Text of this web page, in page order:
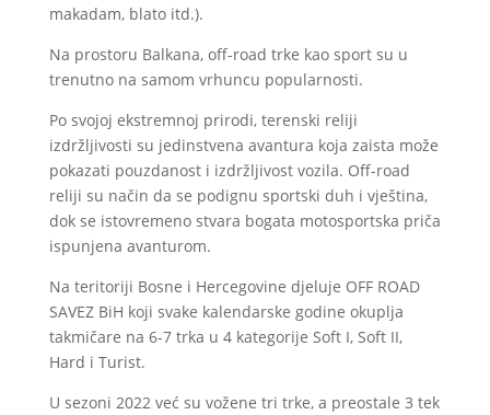
makadam, blato itd.).
Na prostoru Balkana, off-road trke kao sport su u
trenutno na samom vrhuncu popularnosti.
Po svojoj ekstremnoj prirodi, terenski reliji
izdržljivosti su jedinstvena avantura koja zaista može
pokazati pouzdanost i izdržljivost vozila. Off-road
reliji su način da se podignu sportski duh i vještina,
dok se istovremeno stvara bogata motosportska priča
ispunjena avanturom.
Na teritoriji Bosne i Hercegovine djeluje OFF ROAD
SAVEZ BiH koji svake kalendarske godine okuplja
takmičare na 6-7 trka u 4 kategorije Soft I, Soft II,
Hard i Turist.
U sezoni 2022 već su vožene tri trke, a preostale 3 tek